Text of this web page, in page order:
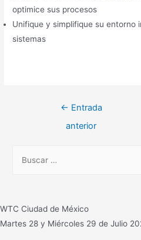
optimice sus procesos
Unifique y simplifique su entorno
sistemas
Navegación
← Entrada
anterior
WTC Ciudad de México
Martes 28 y Miércoles 29 de Julio